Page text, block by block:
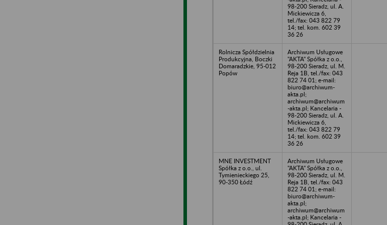
98-200 Sieradz, ul. A.
Mickiewicza 6,
tel./fax: 043 822 79
14; tel. kom. 602 39
36 26
Rolnicza Spółdzielnia
Produkcyjna, Boczki
Domaradzkie, 95-012
Popów
Archiwum Usługowe
"AKTA" Spółka z o.o.,
98-200 Sieradz, ul. M.
Reja 1B, tel./fax: 043
822 74 01; e-mail:
biuro@archiwum-
akta.pl;
archiwum@archiwum
-akta.pl; Kancelaria -
98-200 Sieradz, ul. A.
Mickiewicza 6,
tel./fax: 043 822 79
14; tel. kom. 602 39
36 26
MNE INVESTMENT
Spółka z o.o., ul.
Tymienieckiego 25,
90-350 Łódź
Archiwum Usługowe
"AKTA" Spółka z o.o.,
98-200 Sieradz, ul. M.
Reja 1B, tel./fax: 043
822 74 01; e-mail:
biuro@archiwum-
akta.pl;
archiwum@archiwum
-akta.pl; Kancelaria -